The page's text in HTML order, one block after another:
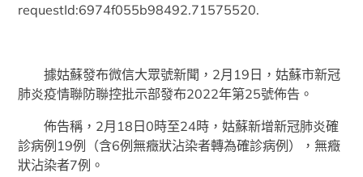
requestId:6974f055b98492.71575520.
據姑蘇發布微信大眾號新聞，2月19日，姑蘇市新冠
肺炎疫情聯防聯控批示部發布2022年第25號佈告。
佈告稱，2月18日0時至24時，姑蘇新增新冠肺炎確
診病例19例（含6例無癥狀沾染者轉為確診病例），無癥
狀沾染者7例。